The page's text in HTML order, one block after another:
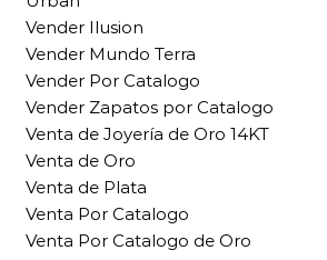
Vender Ilusion
Vender Mundo Terra
Vender Por Catalogo
Vender Zapatos por Catalogo
Venta de Joyería de Oro 14KT
Venta de Oro
Venta de Plata
Venta Por Catalogo
Venta Por Catalogo de Oro